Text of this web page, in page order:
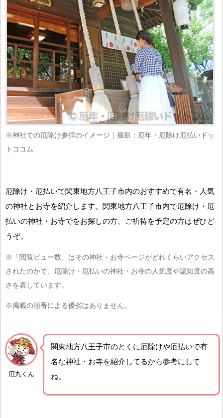
※神社での厄除け参拝のイメージ｜撮影：厄年・厄除け厄払いドッ
トココム
厄除け・厄払いで関東地方八王子市内のおすすめで有名・人気
の神社とお寺を紹介します。関東地方八王子市内で厄除け・厄
払いの神社・お寺でをお探しの方、ご祈祷を予定の方はぜひど
うぞ。
※「閲覧ビュー数」はその神社・お寺ページがどれくらいアクセス
されたのかで、厄除け・厄払いの神社・お寺の人気度や認知度の高
さを表しています。
※掲載の順番による優劣はありません。
厄丸くん
関東地方八王子市のとくに厄除けや厄払いで有
名な神社・お寺を紹介 してるから参考にして
ね。